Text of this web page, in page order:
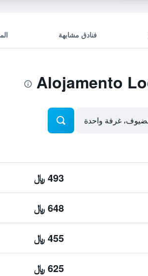
فنادق مشابهة
493 ﷼
648 ﷼
455 ﷼
625 ﷼